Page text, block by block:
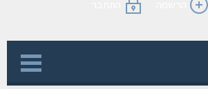
הרשמה התחבר